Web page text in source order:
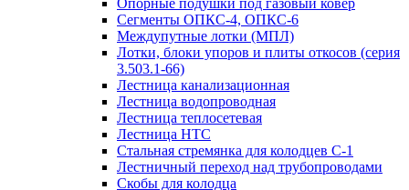
Опорные подушки под газовый ковер
Сегменты ОПКС-4, ОПКС-6
Междупутные лотки (МПЛ)
Лотки, блоки упоров и плиты откосов (серия
3.503.1-66)
Лестница канализационная
Лестница водопроводная
Лестница теплосетевая
Лестница НТС
Стальная стремянка для колодцев С-1
Лестничный переход над трубопроводами
Скобы для колодца